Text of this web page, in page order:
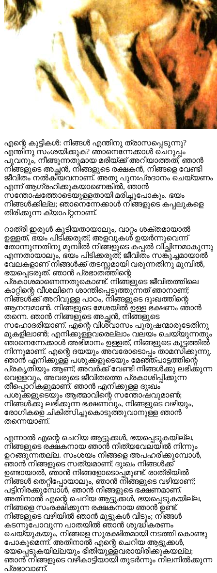
എന്റെ കുട്ടികൾ: നിങ്ങൾ എന്തിനു ത്രാസപ്പെടുന്നു?
എന്തിനു സംശയിക്കുക? ഞാനെന്നേക്കാൾ ചെറുപ്പം
പൂവനും, നീങ്ങുന്നതുമായ മരിയ്ക്ക്‍ അറിയാത്തത്‌, ഞാൻ
നിങ്ങളുടെ അച്ഛൻ, നിങ്ങളുടെ രക്ഷകൻ, നിങ്ങളെ വേണ്ടി
ജീവിതം നൽകിയവനാണ്. അതു പുനഃപ്രദാനം ചെയ്യണം
എന്ന് ആഗ്രഹിക്കുകയാണെങ്കിൽ, ഞാൻ
സന്തോഷത്തോടെയുള്ളതായി മരിച്ചുപോകും. ഭയം
നിങ്ങൾക്കില്ല; ഞാനെന്നേക്കാൾ നിങ്ങളുടെ കപ്പലുകളെ
തിരിക്കുന്ന ക്യാപ്റ്റനാണ്.
റാത്രി ഇരുൾ കൂടിയതായാലും, വാറ്റം ശക്തമായാൽ
ഉള്ളത്‌, ഭയം പിടിക്കരുത്‍; അളവുകൾ ഉയർന്നുവെന്ന്
തോന്നുന്നതിനു മുമ്പിൽ നിങ്ങളുടെ കപ്പൽ വിച്ഛിന്നമാകുന്നു
എന്നതായാലും, ഭയം പിടിക്കരുത്‍; ജീവിതം സങ്കുച്ചമായാൽ
വേലകളാണ്‌ നിങ്ങൾക്ക്‌ തടസ്സമായി വരുന്നതിനു മുമ്പിൽ,
ഭയപ്പെടരുത്‍. ഞാൻ പ്രഭാതത്തിന്റെ
പ്രകാശമാണെന്നതുകൊണ്ട്. നിങ്ങളുടെ ജീവിതത്തിലെ
കാറ്റിന്റെ വീശലിനെ ശാന്തിപ്പെടുത്തുന്നത്‌ ഞാനാണ്;
നിങ്ങൾക്ക്‌ അറിവുള്ള പാഠം, നിങ്ങളുടെ ദുഃഖത്തിന്റെ
ആനന്ദമാണ്‍. നിങ്ങളുടെ മേശയിൽ ഉള്ള ഭക്ഷണം ഞാൻ
തന്നെ. ഞാൻ നിങ്ങളുടെ അച്ഛൻ, നിങ്ങളുടെ
സഹോദരിയാണ്‌. എന്റെ വിശ്വാസം പുരുഷന്മാരുടേതിനു
മുകളിലാണ്‍; എനിക്കുള്ളവരെല്ലാം വലയം ചെയ്യുന്നതും
ഞാനെന്നേക്കാൾ അഭിമാനം ഉള്ളത്‌, നിങ്ങളുടെ കൂട്ടത്തിൽ
നിന്നുമാണ്. എന്റെ ദയയും അവരോടൊപ്പം താമസിക്കുന്നു.
ഞാൻ എനിക്കുള്ള പശുക്കളുടെയും മേഞ്ഞ്‍പാട്ടത്തിന്റെ
പ്രകൃതിയും ആണ്; അവർക്ക്‌ വേണ്ടി നിങ്ങൾക്കു ലഭിക്കുന്ന
വെള്ളവും, അവരുടെ ജീവിതത്തെ പ്രകാശിപ്പിക്കുന്ന
തീപ്പൊറികളുമാണ്. ഞാൻ എനിക്കുള്ള ദുഃഖം
പശുക്കളുടെയും ആത്മാവിന്റെ സന്തോഷവുമാണ്‍;
നിങ്ങൾക്കു ലഭിക്കുന്ന ഭക്ഷണവും, നിങ്ങളുടെ വഴിയും,
രോഗികളെ ചികിത്സിച്ചുകൊടുത്തുവാനുള്ള ഞാൻ
തന്നെയാണ്.
എന്നാൽ എന്റെ ചെറിയ ആട്ടുക്കൾ, ഭയപ്പെടുകയില്ല,
നിങ്ങളുടെ രക്ഷകനായ ഞാൻ നിത്യവേലയിൽ നിന്നും
ഉറങ്ങുന്നതല്ല. സംശയം നിങ്ങളെ അപഹരിക്കുമ്പോൾ,
ഞാന്‍ നിങ്ങളുടെ സത്യമാണ്; ദുഃഖം നിങ്ങൾക്ക്
ഉണ്ടായാൽ, ഞാൻ നിങ്ങളോടൊപ്പമുണ്ട്. രാത്രിയിൽ
നിങ്ങൾ തെറ്റിപ്പോയാലും, ഞാന്‍ നിങ്ങളുടെ വഴിയാണ്;
പട്ടിനിരക്കുമ്പോൾ, ഞാന്‍ നിങ്ങളുടെ ഭക്ഷണമാണ്.
അതിനാൽ എന്റെ ചെറിയ ആട്ടുക്കൾ, ഭയപ്പെടുകയില്ല,
നിങ്ങളെ സംരക്ഷിക്കുന്ന രക്ഷകനായ ഞാൻ ഉണ്ട്.
നിങ്ങളുടെ വഴിയിൽ ഞാന്‍ മുട്ടുകൾ വിടും; നിങ്ങൾ
കടന്നുപോവുന്ന പാതയിൽ ഞാൻ ശുദ്ധീകരണം
ചെയ്യുകയും, നിങ്ങളെ സുരക്ഷിതമായി നടത്തി കൊണ്ടു
പോകുമെന്ന്. അതിനാൽ എന്റെ ചെറിയ ആട്ടുക്കൾ,
ഭയപ്പെടുകയില്ലയും ഭീതിയുള്ളവരായിരിക്കുകയല്ല;
ഞാൻ നിങ്ങളുടെ വഴികാട്ടിയായി തുടർന്നും നിലനിൽക്കുന്ന
പ്രഭാവാണ്.